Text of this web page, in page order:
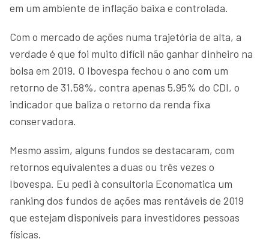
em um ambiente de inflação baixa e controlada.
Com o mercado de ações numa trajetória de alta, a
verdade é que foi muito difícil não ganhar dinheiro na
bolsa em 2019. O Ibovespa fechou o ano com um
retorno de 31,58%, contra apenas 5,95% do CDI, o
indicador que baliza o retorno da renda fixa
conservadora.
Mesmo assim, alguns fundos se destacaram, com
retornos equivalentes a duas ou três vezes o
Ibovespa. Eu pedi à consultoria Economatica um
ranking dos fundos de ações mas rentáveis de 2019
que estejam disponíveis para investidores pessoas
físicas.